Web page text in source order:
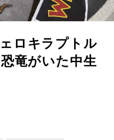
ロキラプトル
竜がいた中生